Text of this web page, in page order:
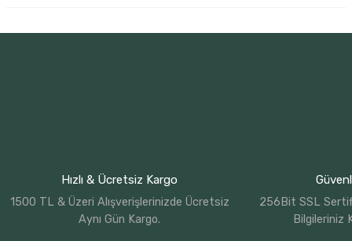
Hızlı & Ücretsiz Kargo
1500 TL & Üzeri Alışverişlerinizde Ücretsiz
Aynı Gün Kargo.
256Bit SSL
Bilgileriniz